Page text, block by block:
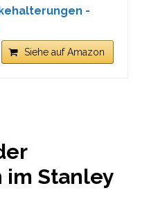
-
Siehe auf Amazon
im Stanley